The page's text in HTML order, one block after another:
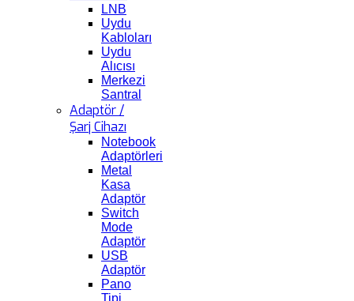
LNB
Uydu
Kabloları
Uydu
Alıcısı
Merkezi
Santral
Adaptör /
Şarj Cihazı
Notebook
Adaptörleri
Metal
Kasa
Adaptör
Switch
Mode
Adaptör
USB
Adaptör
Pano
Tipi